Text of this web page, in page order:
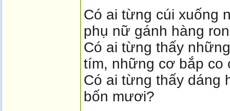
Có ai từng cúi xuống
phụ nữ gánh hàng
Có ai từng thấy
tím, những cơ bắp co
Có ai từng thấy dáng
bốn mươi?